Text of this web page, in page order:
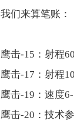
我们来算笔账：
鹰击-15 ：射程
鹰击-17 ：射程
鹰击-19 ：速度
鹰击-20 ：技术